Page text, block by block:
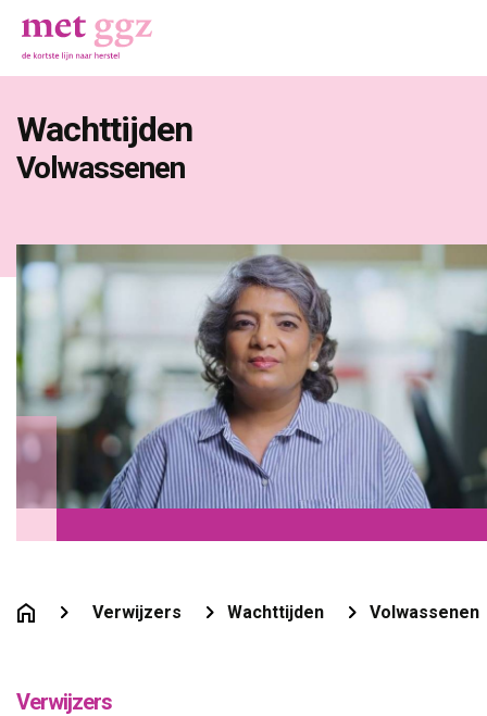
Wachttijden
Volwassenen
Verwijzers Wachttijden Volwassenen
Verwijzers